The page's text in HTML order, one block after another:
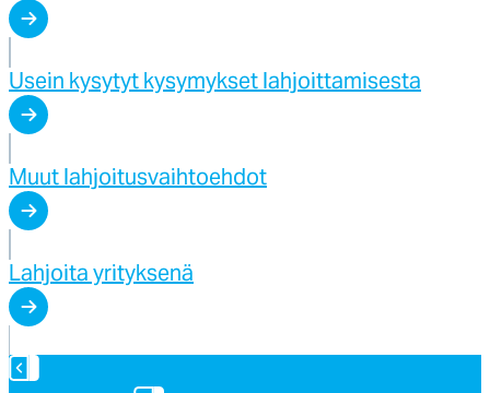
Usein kysytyt kysymykset lahjoittamisesta
Muut lahjoitusvaihtoehdot
Lahjoita yrityksenä